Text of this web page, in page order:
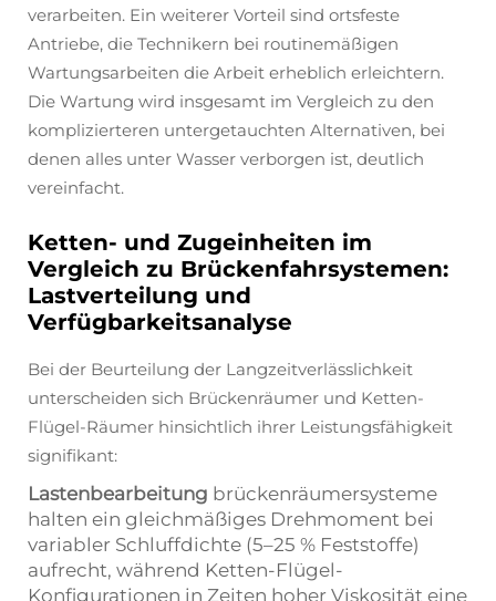
verarbeiten. Ein weiterer Vorteil sind ortsfeste
Antriebe, die Technikern bei routinemäßigen
Wartungsarbeiten die Arbeit erheblich erleichtern.
Die Wartung wird insgesamt im Vergleich zu den
komplizierteren untergetauchten Alternativen, bei
denen alles unter Wasser verborgen ist, deutlich
vereinfacht.
Ketten- und Zugeinheiten im
Vergleich zu Brückenfahrsystemen:
Lastverteilung und
Verfügbarkeitsanalyse
Bei der Beurteilung der Langzeitverlässlichkeit
unterscheiden sich Brückenräumer und Ketten-
Flügel-Räumer hinsichtlich ihrer Leistungsfähigkeit
signifikant:
Lastenbearbeitung brückenräumersysteme
halten ein gleichmäßiges Drehmoment bei
variabler Schluffdichte (5–25 % Feststoffe)
aufrecht, während Ketten-Flügel-
Konfigurationen in Zeiten hoher Viskosität eine